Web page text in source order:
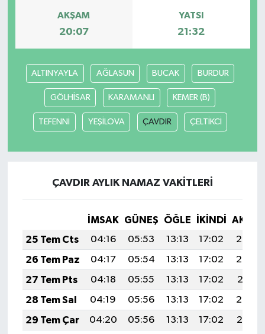
AKŞAM
20:07
YATSI
21:32
ALTINYAYLA AĞLASUN BUCAK BURDUR
GÖLHİSAR KARAMANLI KEMER (B)
TEFENNİ YEŞİLOVA ÇAVDIR ÇELTİKCİ
ÇAVDIR AYLIK NAMAZ VAKITLERI
İMSAK GÜNEŞ ÖĞLE İKINDI
25 Tem Cts
04:16 05:53 13:13 17:02
20:22
26 Tem Paz
04:17 05:54 13:13 17:02
20:22
27 Tem Pts
04:18 05:55 13:13 17:02
20:21
28 Tem Sal
04:19 05:56 13:13 17:02
20:20
29 Tem Çar
04:20 05:56 13:13 17:02
20:19
Yaşam